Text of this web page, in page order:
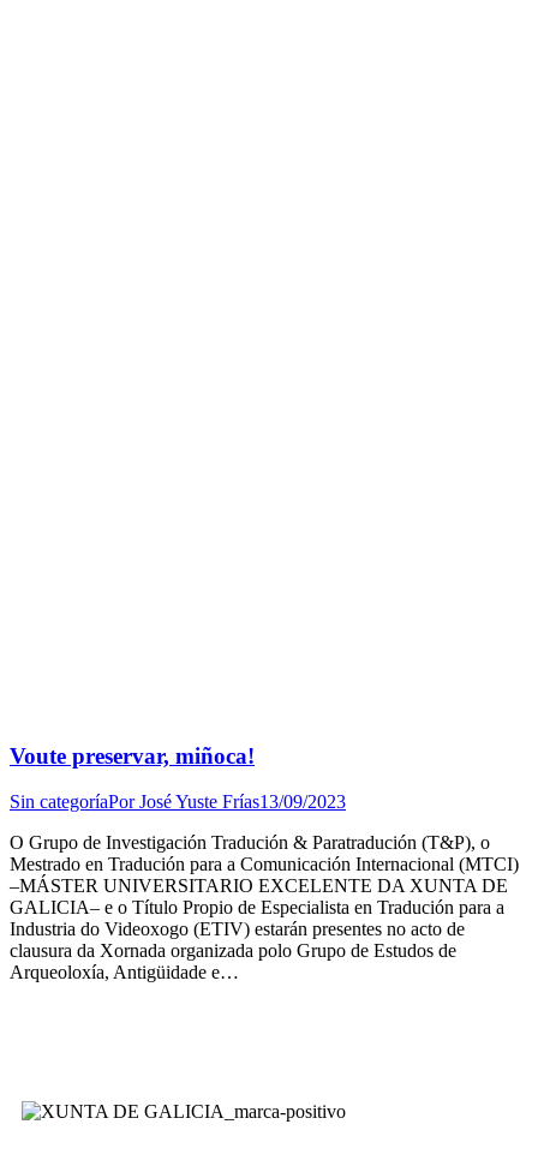
Voute preservar, miñoca!
Sin categoríaPorJosé Yuste Frías13/09/2023
O Grupo de Investigación Tradución & Paratradución (T&P), o
Mestrado en Tradución para a Comunicación Internacional (MTCI)
–MÁSTER UNIVERSITARIO EXCELENTE DA XUNTA DE
GALICIA– e o Título Propio de Especialista en Tradución para a
Industria do Videoxogo (ETIV) estarán presentes no acto de
clausura da Xornada organizada polo Grupo de Estudos de
Arqueoloxía, Antigüidade e…